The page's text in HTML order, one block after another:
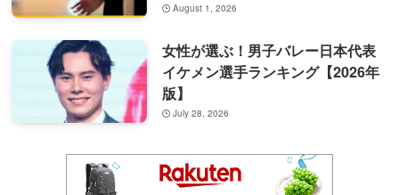
August 1, 2026
女性が選ぶ！男子バレー日本代表
イケメン選手ランキング【2026年
版】
July 28, 2026